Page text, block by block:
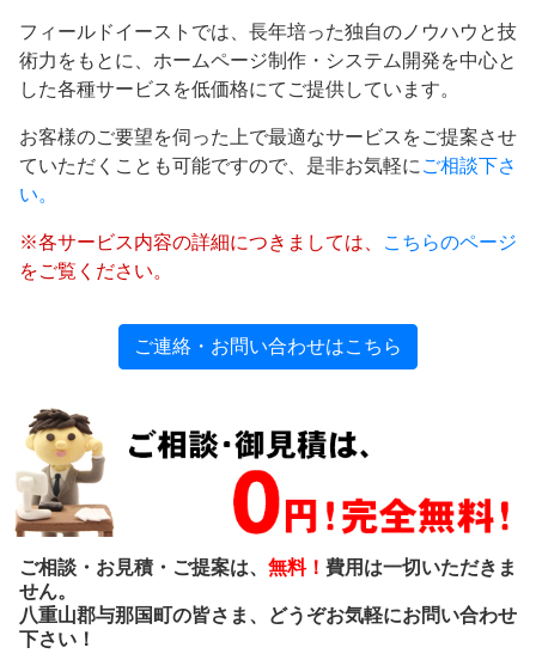
フィールドイーストでは、長年培った独自のノウハウと技
術力をもとに、ホームページ制作・システム開発を中心と
した各種サービスを低価格にてご提供しています。
お客様のご要望を伺った上で最適なサービスをご提案させ
ていただくことも可能ですので、是非お気軽に ご相談下さ
い。
※各サービス内容の詳細につきましては、
こちらのページ
をご覧ください。
ご連絡・お問い合わせはこちら
ご相談・お見積・ご提案は、 無料！ 費用は一切いただきま
せん。
八重山郡与那国町の皆さま、どうぞお気軽にお問い合わせ
下さい！